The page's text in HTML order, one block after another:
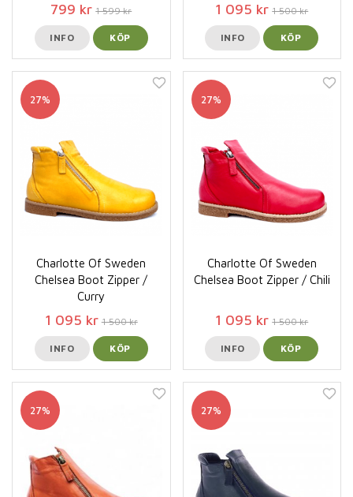
799 kr 1 599 kr
INFO KÖP
1 095 kr 1 500 kr
INFO KÖP
27%
Charlotte Of Sweden
Chelsea Boot Zipper /
Curry
1 095 kr 1 500 kr
INFO KÖP
27%
Charlotte Of Sweden
Chelsea Boot Zipper / Chili
1 095 kr 1 500 kr
INFO KÖP
27% 27%